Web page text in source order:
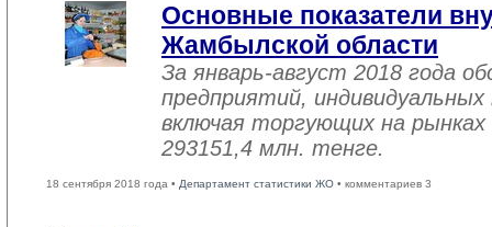
Основные показатели
Жамбылской области
За январь-август 2018 года
предприятий,
включая торгующих на рынках
293151,4 млн. тенге.
18 сентября 2018 года • Департамент статистики ЖО • комментариев 3